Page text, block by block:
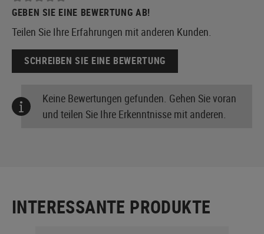
GEBEN SIE EINE BEWERTUNG AB!
Teilen Sie Ihre Erfahrungen mit anderen Kunden.
SCHREIBEN SIE EINE BEWERTUNG
Keine Bewertungen gefunden. Gehen Sie voran
und teilen Sie Ihre Erkenntnisse mit anderen.
INTERESSANTE PRODUKTE